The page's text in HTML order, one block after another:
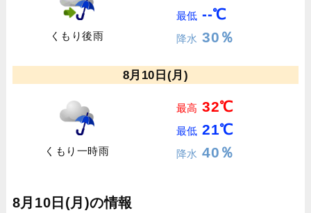
くもり後雨
最低 --℃
降水 30％
8月10日(月)
くもり一時雨
最高 32℃
最低 21℃
降水 40％
8月10日(月)の情報